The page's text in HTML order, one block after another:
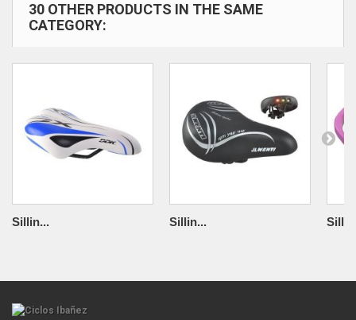
30 OTHER PRODUCTS IN THE SAME
CATEGORY:
Sillin... Sillin...